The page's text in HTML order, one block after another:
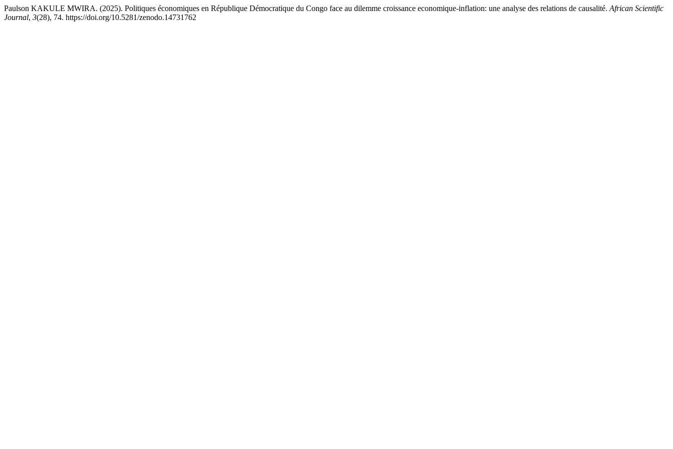
Paulson KAKULE MWIRA. (2025). Politiques économiques en République Démocratique du Congo face au dilemme croissance economique-inflation: une analyse des relations de causalité. African Scientific
Journal, 3(28), 74. https://doi.org/10.5281/zenodo.14731762